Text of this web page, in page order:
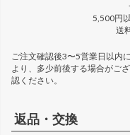
5,500円
送
ご注文確認後3〜5営業日以内
より、多少前後する場合がご
認ください。
返品・交換